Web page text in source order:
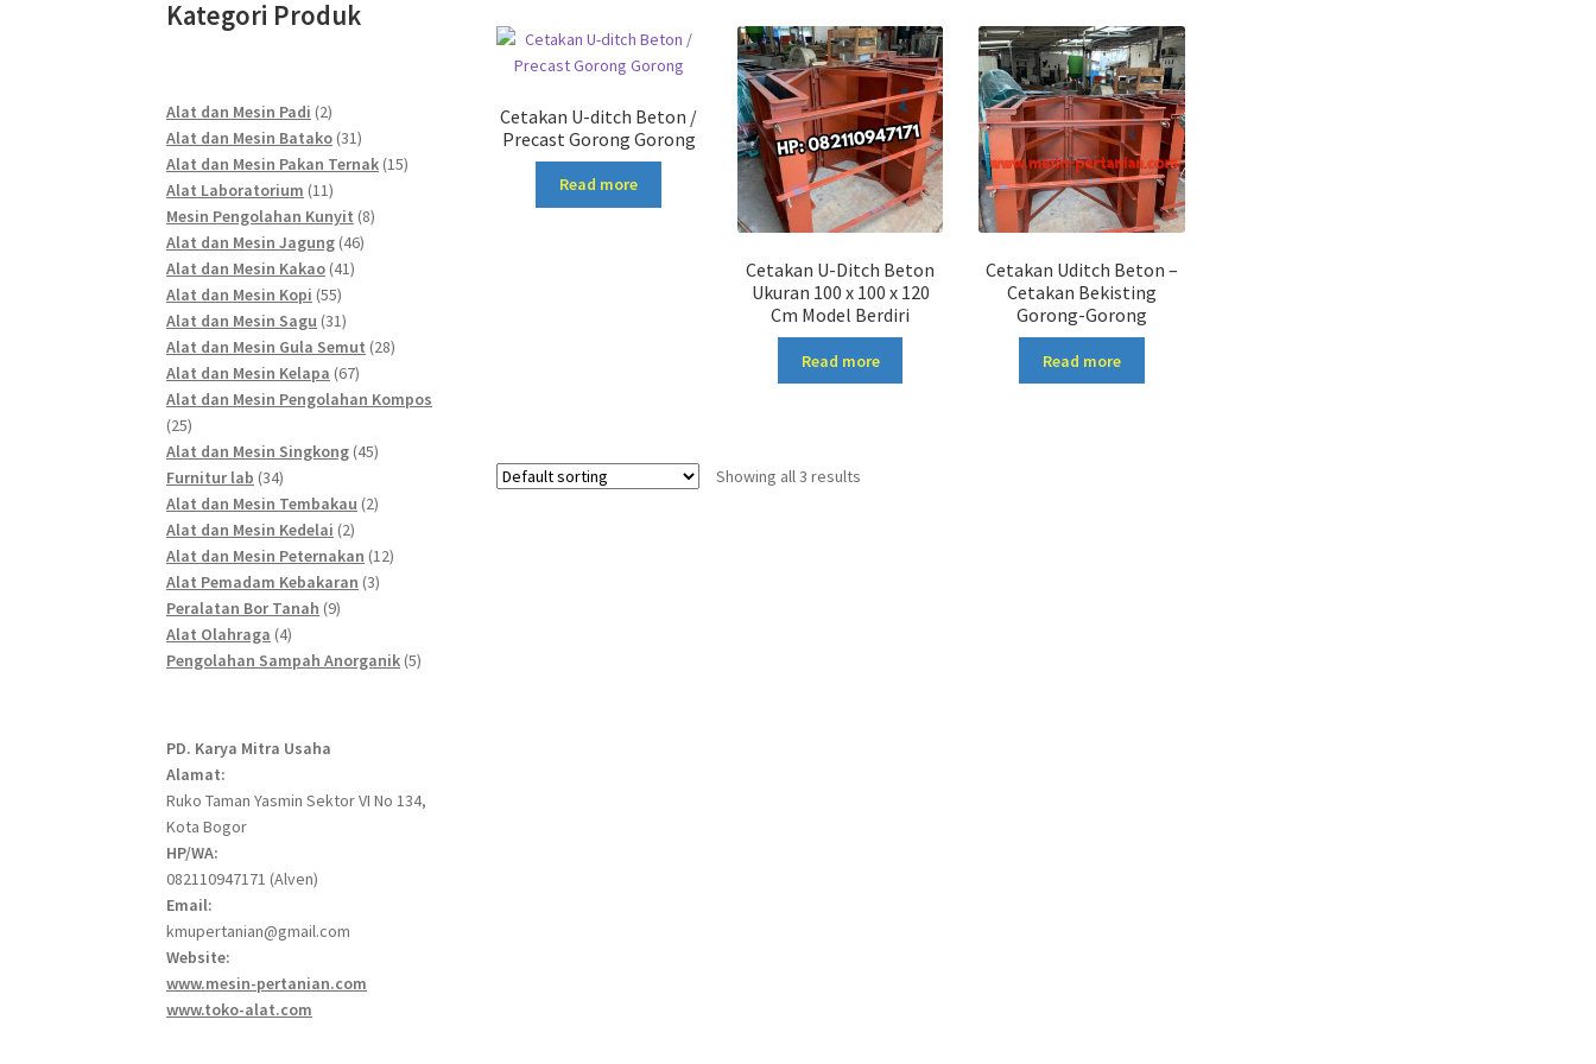
Cetakan U-ditch Beton /
Precast Gorong Gorong
Read more
Cetakan U-Ditch Beton
Ukuran 100 x 100 x 120
Cm Model Berdiri
Read more
Cetakan Uditch Beton –
Cetakan Bekisting
Gorong-Gorong
Read more
Showing all 3 results
Kategori Produk
Alat dan Mesin Padi 22
products
Alat dan Mesin Batako 3131
products
Alat dan Mesin Pakan Ternak 1515
Alat Laboratorium 1111
products
Mesin Pengolahan Kunyit 88
Alat dan Mesin Jagung 4646
Alat dan Mesin Kakao 4141
Alat dan Mesin Kopi 5555
products
Alat dan Mesin Sagu 3131
products
Alat dan Mesin Gula Semut 2828
Alat dan Mesin Kelapa 6767
products
Alat dan Mesin Pengolahan Kompos
2525
products
Alat dan Mesin Singkong 4545
Furnitur lab 3434
products
Alat dan Mesin Tembakau 22
Alat dan Mesin Kedelai 22
products
Alat dan Mesin Peternakan 1212
Alat Pemadam Kebakaran 33
Peralatan Bor Tanah 99
Alat Olahraga 44
products
Pengolahan Sampah Anorganik 55
PD. Karya Mitra Usaha
Alamat:
Ruko Taman Yasmin Sektor VI No 134,
Kota Bogor
HP/WA:
082110947171 (Alven)
Email:
kmupertanian@gmail.com
Website:
www.mesin-pertanian.com
www.toko-alat.com